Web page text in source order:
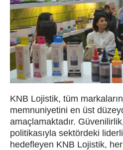
KNB Lojistik, tüm
memnuniyetini en üst
amaçlamaktadır.
politikasıyla sektördeki
hedefleyen KNB Lojistik,